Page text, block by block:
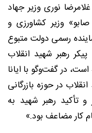
نوری وزیر جهاد
وزیر کشاورزی و
رسمی دولت متبوع
رهبر شهید انقلاب
در گفت‌وگو با ایانا
در حوزه بازرگانی
و تأکید رهبر شهید به
کار مضاعف بود.»